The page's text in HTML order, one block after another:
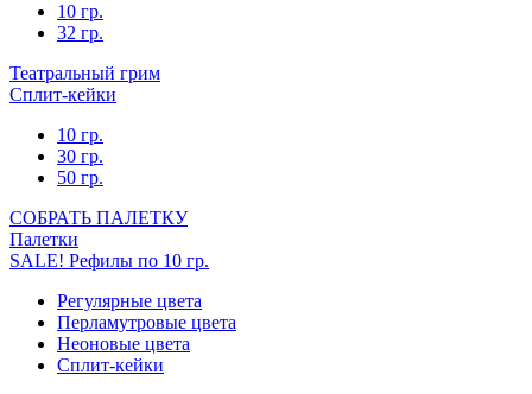
10 гр.
32 гр.
Театральный грим
Сплит-кейки
10 гр.
30 гр.
50 гр.
СОБРАТЬ ПАЛЕТКУ
Палетки
SALE! Рефилы по 10 гр.
Регулярные цвета
Перламутровые цвета
Неоновые цвета
Сплит-кейки